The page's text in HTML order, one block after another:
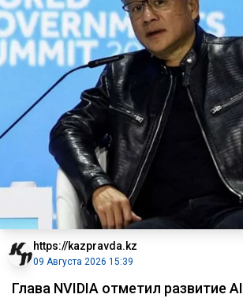
https://kazpravda.kz
09 Августа 2026 15:39
Глава NVIDIA отметил развитие AI